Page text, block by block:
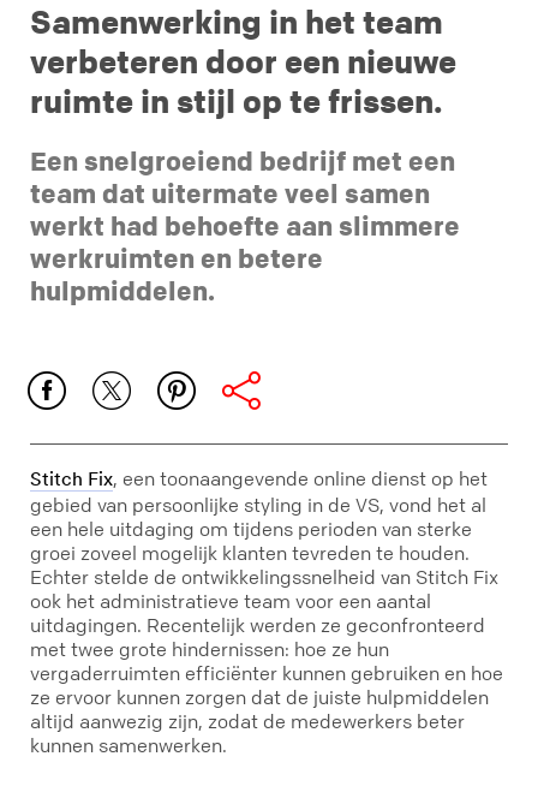
Samenwerking in het team
verbeteren door een nieuwe
ruimte in stijl op te frissen.
Een snelgroeiend bedrijf met een
team dat uitermate veel samen
werkt had behoefte aan slimmere
werkruimten en betere
hulpmiddelen.
Stitch Fix, een toonaangevende online dienst op het
gebied van persoonlijke styling in de VS, vond het al
een hele uitdaging om tijdens perioden van sterke
groei zoveel mogelijk klanten tevreden te houden.
Echter stelde de ontwikkelingssnelheid van Stitch Fix
ook het administratieve team voor een aantal
uitdagingen. Recentelijk werden ze geconfronteerd
met twee grote hindernissen: hoe ze hun
vergaderruimten efficiënter kunnen gebruiken en hoe
ze ervoor kunnen zorgen dat de juiste hulpmiddelen
altijd aanwezig zijn, zodat de medewerkers beter
kunnen samenwerken.